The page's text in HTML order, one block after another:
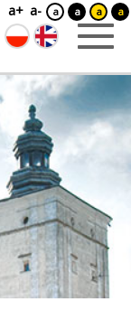
a+ a- a a a a